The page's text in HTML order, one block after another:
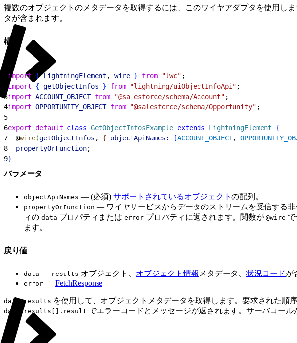
複数のオブジェクトのメタデータを取得するには、このワイヤアダプタを使用し
タが含まれます。
構文
import { LightningElement , wire } from "lwc" ;
import { getObjectInfos } from "lightning/uiObjectInfoApi" ;
3import ACCOUNT_OBJECT from "@salesforce/schema/Account" ;
4import OPPORTUNITY_OBJECT from "@salesforce/schema/Opportunity" ;
5
6export default class GetObjectInfosExample extends LightningElement
{
7
  @
wire(getObjectInfos , { objectApiNames: [ACCOUNT_OBJECT,
8
  propertyOrFunction
;
9}
パラメータ
objectApiNames — (必須) サポートされているオブジェクト の配列。
propertyOrFunction — ワイヤサービスからデータのストリームを受信する
ィの data プロパティまたは error プロパティに返されます。関数が @wire
ます。
戻り値
data — results オブジェクト、 オブジェクト情報 メタデータ、 状況コードが
error — FetchResponse
data.results を使用して、オブジェクトメタデータを取得します。要求された順
data.results[].result でエラーコードとメッセージが返されます。サーバコール